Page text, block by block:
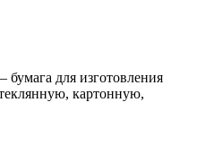
для изготовления
картонную,